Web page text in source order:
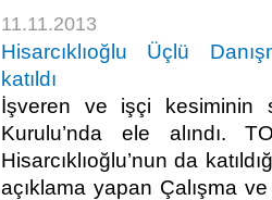
11.11.2013
Hisarcıklıoğlu Üçlü
katıldı
İşveren ve işçi kesiminin
Kurulu’nda ele alındı.
Hisarcıklıoğlu’nun da
açıklama yapan Çalışma